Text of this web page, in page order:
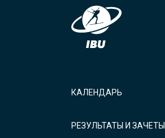
КАЛЕНДАРЬ
РЕЗУЛЬТАТЫ И ЗАЧЕТЫ